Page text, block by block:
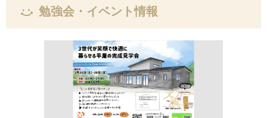
勉強会・イベント情報